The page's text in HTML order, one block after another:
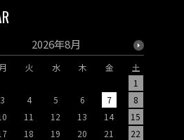
2026年8月
月 火 水 木 金
土
1
3 4 5 6 7
8
11 12 13 14
15
18 19 20 21 22